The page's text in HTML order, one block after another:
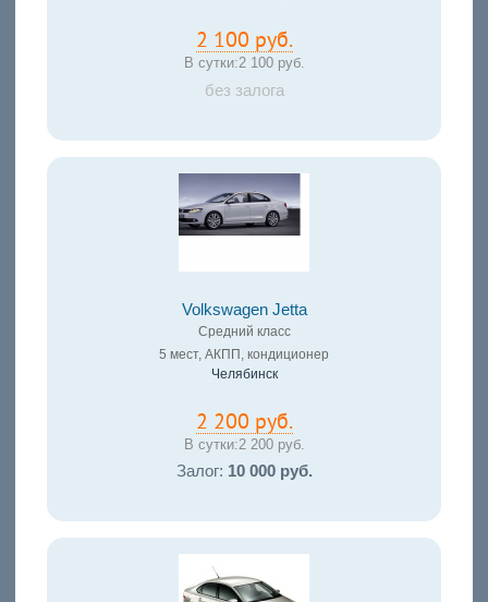
2 100 руб.
В сутки:2 100 руб.
без залога
Volkswagen Jetta
Средний класс
5 мест, АКПП, кондиционер
Челябинск
2 200 руб.
В сутки:2 200 руб.
Залог: 10 000 руб.